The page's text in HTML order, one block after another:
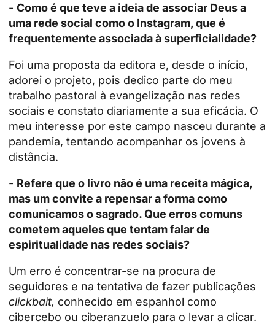
- Como é que teve a ideia de associar Deus a
uma rede social como o Instagram, que é
frequentemente associada à superficialidade?
Foi uma proposta da editora e, desde o início,
adorei o projeto, pois dedico parte do meu
trabalho pastoral à evangelização nas redes
sociais e constato diariamente a sua eficácia. O
meu interesse por este campo nasceu durante a
pandemia, tentando acompanhar os jovens à
distância.
- Refere que o livro não é uma receita mágica,
mas um convite a repensar a forma como
comunicamos o sagrado. Que erros comuns
cometem aqueles que tentam falar de
espiritualidade nas redes sociais?
Um erro é concentrar-se na procura de
seguidores e na tentativa de fazer publicações
clickbait, conhecido em espanhol como
cibercebo ou ciberanzuelo para o levar a clicar.